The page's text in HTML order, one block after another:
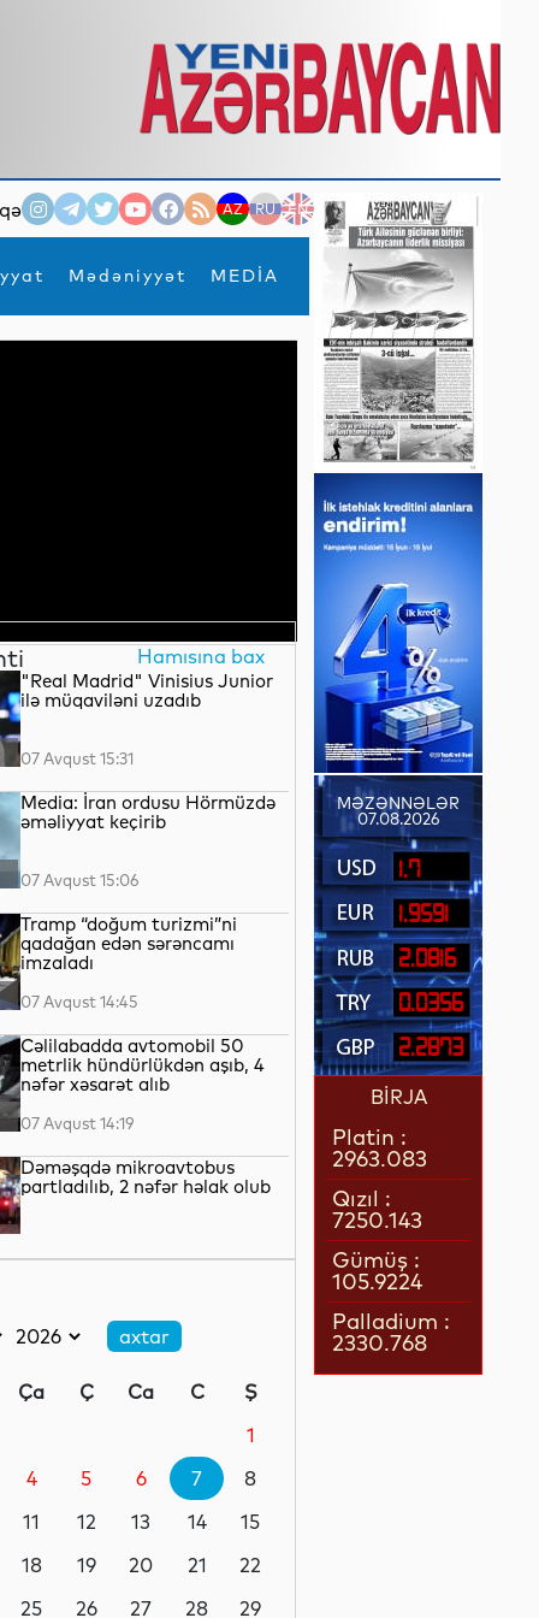
AZ RU EN
Mədəniyyət MEDİA
×
Hamısına bax
"Real Madrid" Vinisius Junior
ilə müqaviləni uzadıb
07 Avqust 15:31
Media: İran ordusu Hörmüzdə
əməliyyat keçirib
07 Avqust 15:06
Tramp “doğum turizmi”ni
qadağan edən sərəncamı
imzaladı
07 Avqust 14:45
Cəlilabadda avtomobil 50
metrlik hündürlükdən aşıb, 4
nəfər xəsarət alıb
07 Avqust 14:19
Dəməşqdə mikroavtobus
partladılıb, 2 nəfər həlak olub
İnvestisiya Forumunun Təşkilat
SƏRƏNCAM
07 Avqust 13:27
Azərbaycanın Pakistandakı
07 Avqust 13:26
Ça Ç Ca C
Ş
1
4 5 6 7
8
11 12 13 14
15
18 19 20 21
22
25 26 27 28
29
MƏZƏNNƏLƏR
07.08.2026
1.7
1.9591
2.0816
0.0356
2.2873
BİRJA
Platin :
2963.083
Qızıl :
7250.143
Gümüş :
105.9224
Palladium :
2330.768